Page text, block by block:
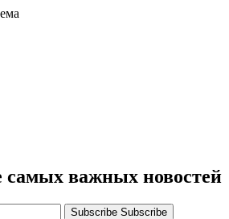
самых важных новостей
Subscribe Subscribe